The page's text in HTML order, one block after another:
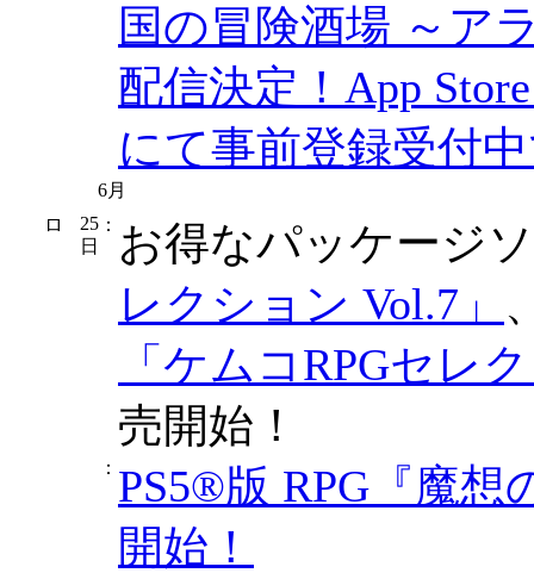
国の冒険酒場 ～ア
配信決定！App
にて事前登録受付
6月
25
日
： お得なパッケージ
レクション Vol.7」
「ケムコRPGセレ
売開始！
： PS5®版 RPG『魔
開始！